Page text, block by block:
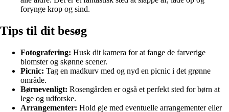
forynge krop og sind.
Tips til dit besøg
Fotografering: Husk dit kamera for at fange de farverige
blomster og skønne scener.
Picnic: Tag en madkurv med og nyd en picnic i det grønne
område.
Børnevenligt: Rosengården er også et perfekt sted for børn at
lege og udforske.
Arrangementer: Hold øje med eventuelle arrangementer eller